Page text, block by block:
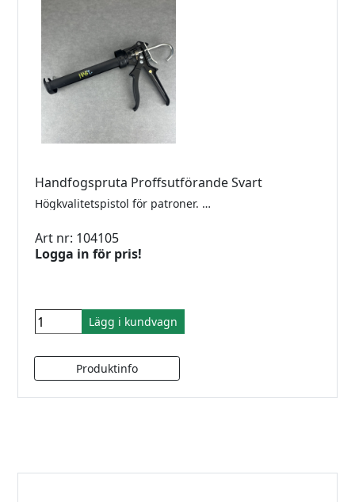
Handfogspruta Proffsutförande Svart
Högkvalitetspistol för patroner. Mycket god utväxling. Maximalt tryck på 2,5 kN (ca. 250 kg).
Art nr: 104105
Logga in för pris!
Lägg i kundvagn